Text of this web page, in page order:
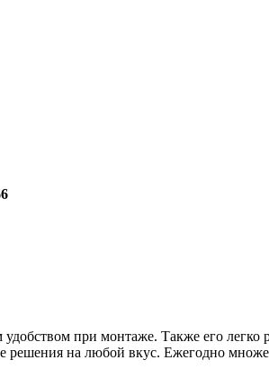
при монтаже. Также его легко
решения на любой вкус. Ежегодно